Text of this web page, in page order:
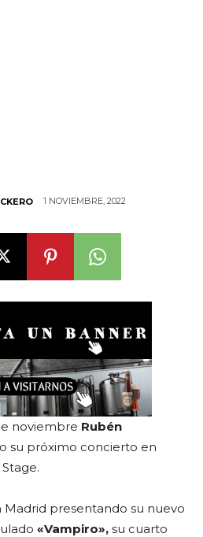
1 NOVIEMBRE, 2022
noviembre Rubén
su próximo concierto en
Madrid presentando su nuevo
«Vampiro», su cuarto